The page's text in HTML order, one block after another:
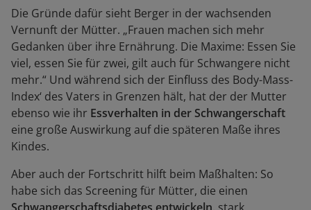
Die Gründe dafür sieht Berger in der wachsenden
Vernunft der Mütter. „Frauen machen sich mehr
Gedanken über ihre Ernährung. Die Maxime: Essen Sie
viel, essen Sie für zwei, gilt auch für Schwangere nicht
mehr.“ Und während sich der Einfluss des Body-Mass-
Index‘ des Vaters in Grenzen hält, hat der der Mutter
ebenso wie ihr Essverhalten in der Schwangerschaft
eine große Auswirkung auf die späteren Maße ihres
Kindes.
Aber auch der Fortschritt hilft beim Maßhalten: So
habe sich das Screening für Mütter, die einen